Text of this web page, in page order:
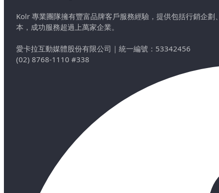
Kolr 專業團隊擁有豐富品牌客戶服務經驗，提供包括行銷企
本，成功服務超過上萬家企業。
愛卡拉互動媒體股份有限公司 ｜ 統一編號：53342456
(02) 8768-1110 #338